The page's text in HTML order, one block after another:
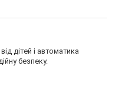
дітей і автоматика
безпеку.